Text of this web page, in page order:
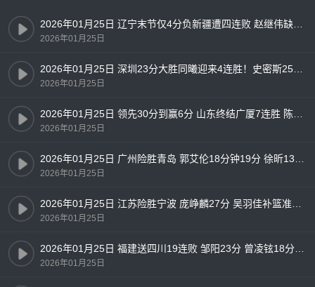
2026年01月25日
2026年01月25日
2026年01月25日
2026年01月25日
2026年01月25日
2026年01月25日